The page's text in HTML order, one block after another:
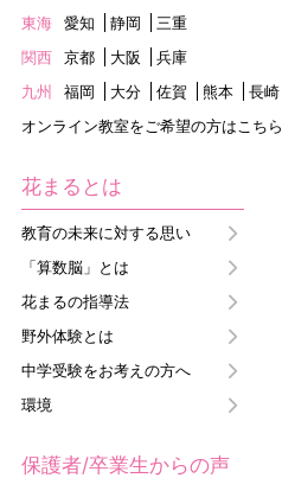
東海
愛知 静岡
三重
関西
京都 大阪
兵庫
九州
福岡 大分 佐賀 熊本
長崎
オンライン教室をご希望の方はこちら
花まるとは
教育の未来に対する思い
「算数脳」とは
花まるの指導法
野外体験とは
中学受験をお考えの方へ
環境
保護者/卒業生からの声